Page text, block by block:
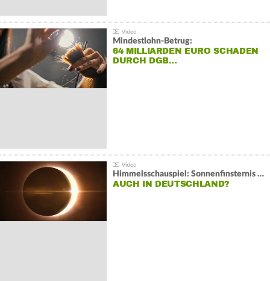
Mindestlohn-Betrug:
64 MILLIARDEN EURO SCHADEN
DURCH DGB…
Himmelsschauspiel: Sonnenfinsternis über Spanien
AUCH IN DEUTSCHLAND?